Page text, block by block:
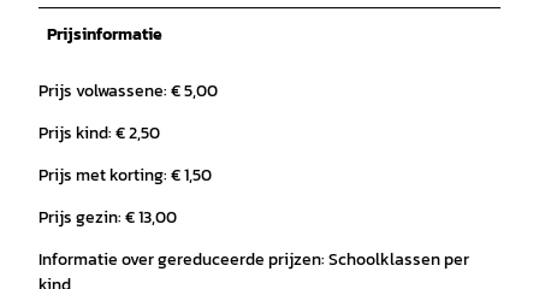
Prijsinformatie
Prijs volwassene: € 5,00
Prijs kind: € 2,50
Prijs met korting: € 1,50
Prijs gezin: € 13,00
Informatie over gereduceerde prijzen: Schoolklassen per